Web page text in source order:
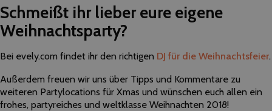
Schmeißt ihr lieber eure eigene
Weihnachtsparty?
Bei evely.com findet ihr den richtigen DJ für die Weihnachtsfeier.
Außerdem freuen wir uns über Tipps und Kommentare zu
weiteren Partylocations für Xmas und wünschen euch allen ein
frohes, partyreiches und weltklasse Weihnachten 2018!